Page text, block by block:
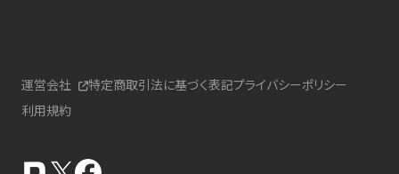
運営会社 特定商取引法に基づく表記プライバシーポリシー
利用規約